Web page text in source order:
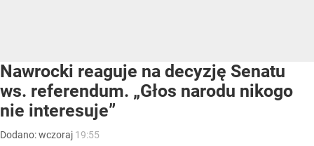
Nawrocki reaguje na decyzję Senatu
ws. referendum. „Głos narodu nikogo
nie interesuje”
Dodano:wczoraj 19:55